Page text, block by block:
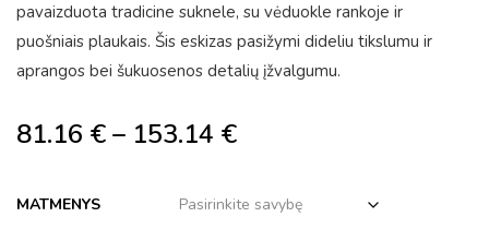
pavaizduota tradicine suknele, su vėduokle rankoje ir
puošniais plaukais. Šis eskizas pasižymi dideliu tikslumu ir
aprangos bei šukuosenos detalių įžvalgumu.
81.16 €– 153.14 €
MATMENYS